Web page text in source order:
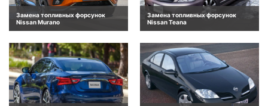
Замена топливных форсунок
Nissan Murano
Замена топливных форсунок
Nissan Teana